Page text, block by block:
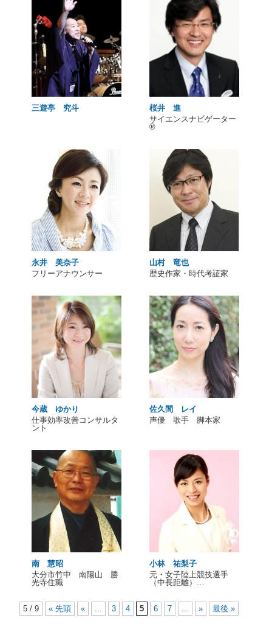
三遊亭 究斗
桜井 進
サイエンスナビゲーター
®
永井 美奈子
フリーアナウンサー
山村 竜也
歴史作家・時代考証家
今蔵 ゆかり
仕事効率改善コンサルタ
ント
佐久間 レイ
声優 歌手 脚本家
南 慧昭
大分市竹中 南陽山 勝
光寺住職
小林 祐梨子
元・女子陸上競技選手
（中長距離）…
5 / 9 « 先頭 « 3 4 5 6 7 » 最後 »